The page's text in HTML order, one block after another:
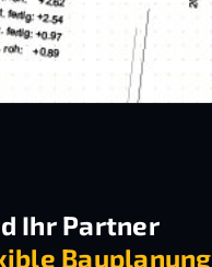
Ihr Partner
Bauplanung